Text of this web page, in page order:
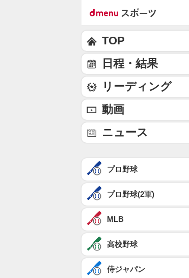
TOP
日程・結果
リーディング
動画
ニュース
プロ野球
プロ野球(2軍)
MLB
高校野球
侍ジャパン